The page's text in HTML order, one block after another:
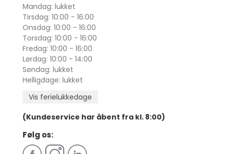
Mandag: lukket
Tirsdag: 10:00 - 16:00
Onsdag: 10:00 - 16:00
Torsdag: 10:00 - 16:00
Fredag: 10:00 - 16:00
Lørdag: 10:00 - 14:00
Søndag: lukket
Helligdage: lukket
Vis ferielukkedage
(Kundeservice har åbent fra kl. 8:00)
Følg os: